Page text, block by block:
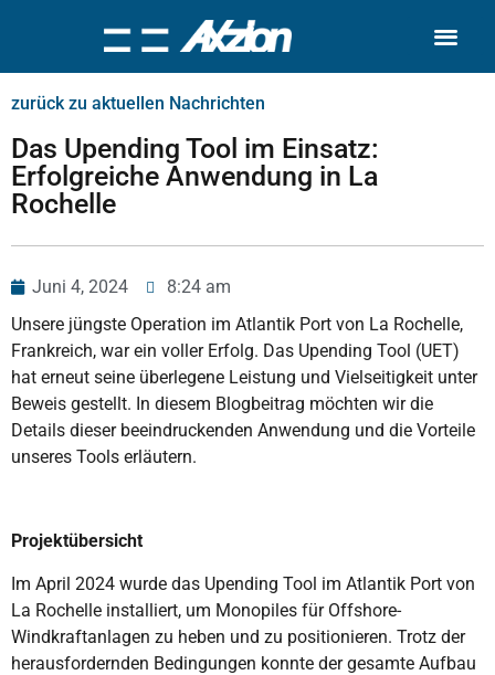
zurück zu aktuellen Nachrichten
Das Upending Tool im Einsatz:
Erfolgreiche Anwendung in La
Rochelle
Juni 4, 2024
8:24 am
Unsere jüngste Operation im Atlantik Port von La Rochelle,
Frankreich, war ein voller Erfolg. Das Upending Tool (UET)
hat erneut seine überlegene Leistung und Vielseitigkeit unter
Beweis gestellt. In diesem Blogbeitrag möchten wir die
Details dieser beeindruckenden Anwendung und die Vorteile
unseres Tools erläutern.
Projektübersicht
Im April 2024 wurde das Upending Tool im Atlantik Port von
La Rochelle installiert, um Monopiles für Offshore-
Windkraftanlagen zu heben und zu positionieren. Trotz der
herausfordernden Bedingungen konnte der gesamte Aufbau